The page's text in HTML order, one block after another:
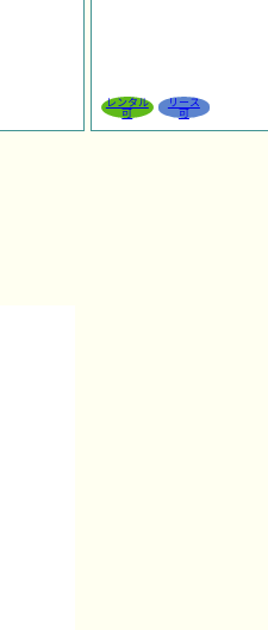
レンタル
可
リース
可